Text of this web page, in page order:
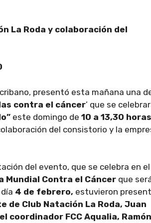
La Roda y colaboración del
presentó esta mañana una
contra el cáncer’ que se
este domingo de 10 a 13,30 horas
del consistorio y la
del evento, que se celebra en el
Mundial Contra el Cáncer que
4 de febrero, estuvieron
de Club Natación La Roda, Juan
coordinador FCC Aqualia, Ramón